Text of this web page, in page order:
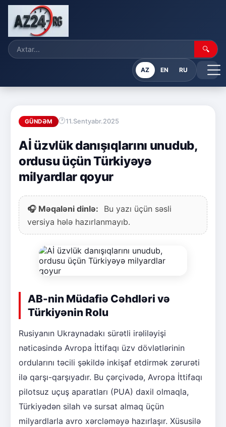
🔍
AZ EN RU
GÜNDƏM 11.Sentyabr.2025
Aİ üzvlük danışıqlarını unudub,
ordusu üçün Türkiyəyə
milyardlar qoyur
🎧 Məqaləni dinlə:
Bu yazı üçün səsli
versiya hələ hazırlanmayıb.
AB-nin Müdafiə Cəhdləri və
Türkiyənin Rolu
Rusiyanın Ukraynadakı sürətli irəliləyişi
nəticəsində Avropa İttifaqı üzv dövlətlərinin
ordularını təcili şəkildə inkişaf etdirmək zərurəti
ilə qarşı-qarşıyadır. Bu çərçivədə, Avropa İttifaqı
pilotsuz uçuş aparatları (PUA) daxil olmaqla,
Türkiyədən silah və sursat almaq üçün
milyardlarla avro xərcləməyə hazırlaşır. Xüsusilə